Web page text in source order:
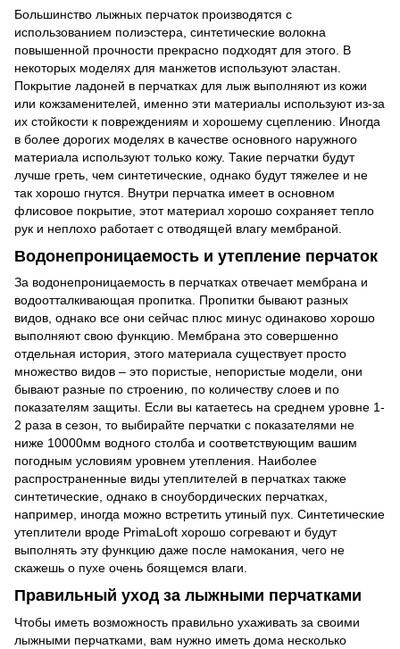
Большинство лыжных перчаток производятся с
использованием полиэстера, синтетические волокна
повышенной прочности прекрасно подходят для этого. В
некоторых моделях для манжетов используют эластан.
Покрытие ладоней в перчатках для лыж выполняют из кожи
или кожзаменителей, именно эти материалы используют из-за
их стойкости к повреждениям и хорошему сцеплению. Иногда
в более дорогих моделях в качестве основного наружного
материала используют только кожу. Такие перчатки будут
лучше греть, чем синтетические, однако будут тяжелее и не
так хорошо гнутся. Внутри перчатка имеет в основном
флисовое покрытие, этот материал хорошо сохраняет тепло
рук и неплохо работает с отводящей влагу мембраной.
Водонепроницаемость и утепление перчаток
За водонепроницаемость в перчатках отвечает мембрана и
водоотталкивающая пропитка. Пропитки бывают разных
видов, однако все они сейчас плюс минус одинаково хорошо
выполняют свою функцию. Мембрана это совершенно
отдельная история, этого материала существует просто
множество видов – это пористые, непористые модели, они
бывают разные по строению, по количеству слоев и по
показателям защиты. Если вы катаетесь на среднем уровне 1-
2 раза в сезон, то выбирайте перчатки с показателями не
ниже 10000мм водного столба и соответствующим вашим
погодным условиям уровнем утепления. Наиболее
распространенные виды утеплителей в перчатках также
синтетические, однако в сноубордических перчатках,
например, иногда можно встретить утиный пух. Синтетические
утеплители вроде PrimaLoft хорошо согревают и будут
выполнять эту функцию даже после намокания, чего не
скажешь о пухе очень боящемся влаги.
Правильный уход за лыжными перчатками
Чтобы иметь возможность правильно ухаживать за своими
лыжными перчатками, вам нужно иметь дома несколько